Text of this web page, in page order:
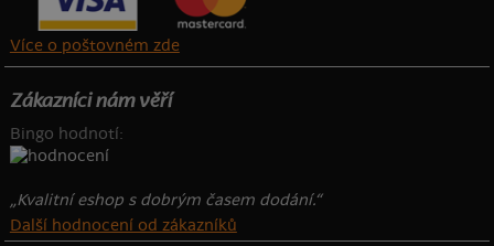
Více o poštovném zde
Zákazníci nám věří
Bingo hodnotí:
„Kvalitní eshop s dobrým časem dodání.“
Další hodnocení od zákazníků